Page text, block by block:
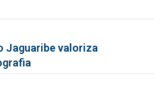
Jaguaribe valoriza